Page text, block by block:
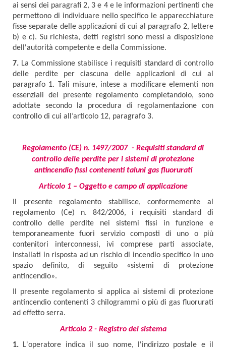
ai sensi dei paragrafi 2, 3 e 4 e le informazioni pertinenti che
permettono di individuare nello specifico le apparecchiature
fisse separate delle applicazioni di cui al paragrafo 2, lettere
b) e c). Su richiesta, detti registri sono messi a disposizione
dell'autorità competente e della Commissione.
7. La Commissione stabilisce i requisiti standard di controllo
delle perdite per ciascuna delle applicazioni di cui al
paragrafo 1. Tali misure, intese a modificare elementi non
essenziali del presente regolamento completandolo, sono
adottate secondo la procedura di regolamentazione con
controllo di cui all’articolo 12, paragrafo 3.
Regolamento (CE) n. 1497/2007 - Requisiti standard di
controllo delle perdite per i sistemi di protezione
antincendio fissi contenenti taluni gas fluorurati
Articolo 1 – Oggetto e campo di applicazione
Il presente regolamento stabilisce, conformemente al
regolamento (Ce) n. 842/2006, i requisiti standard di
controllo delle perdite nei sistemi fissi in funzione e
temporaneamente fuori servizio composti di uno o più
contenitori interconnessi, ivi comprese parti associate,
installati in risposta ad un rischio di incendio specifico in uno
spazio definito, di seguito «sistemi di protezione
antincendio».
Il presente regolamento si applica ai sistemi di protezione
antincendio contenenti 3 chilogrammi o più di gas fluorurati
ad effetto serra.
Articolo 2 - Registro del sistema
1. L'operatore indica il suo nome, l'indirizzo postale e il